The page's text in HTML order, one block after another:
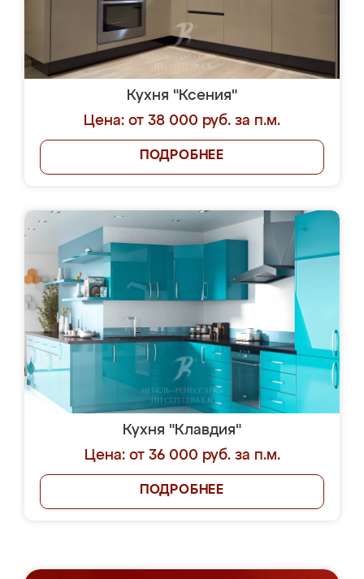
Кухня "Ксения"
Цена: от 38 000 руб. за п.м.
ПОДРОБНЕЕ
Кухня "Клавдия"
Цена: от 36 000 руб. за п.м.
ПОДРОБНЕЕ